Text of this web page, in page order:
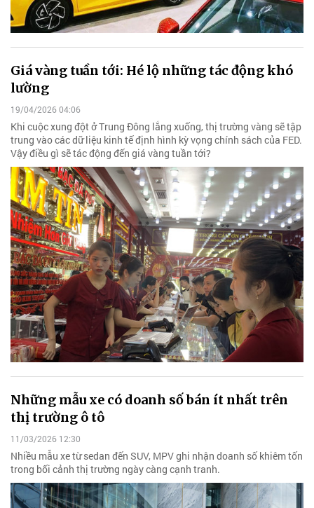
Giá vàng tuần tới: Hé lộ những tác động khó
lường
19/04/2026 04:06
Khi cuộc xung đột ở Trung Đông lắng xuống, thị trường vàng sẽ tập
trung vào các dữ liệu kinh tế định hình kỳ vọng chính sách của FED.
Vậy điều gì sẽ tác động đến giá vàng tuần tới?
Những mẫu xe có doanh số bán ít nhất trên
thị trường ô tô
11/03/2026 12:30
Nhiều mẫu xe từ sedan đến SUV, MPV ghi nhận doanh số khiêm tốn
trong bối cảnh thị trường ngày càng cạnh tranh.